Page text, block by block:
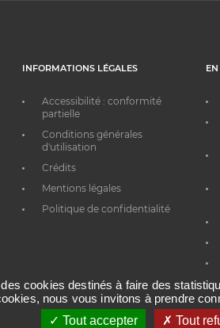
INFORMATIONS LÉGALES
Accessibilité : conformité
partielle
Conditions générales
d'utilisation
Crédits
Mentions légales
Politique de confidentialité
cookies destinés à faire des
nous vous invitons à prendre
Tout accepter
Tout